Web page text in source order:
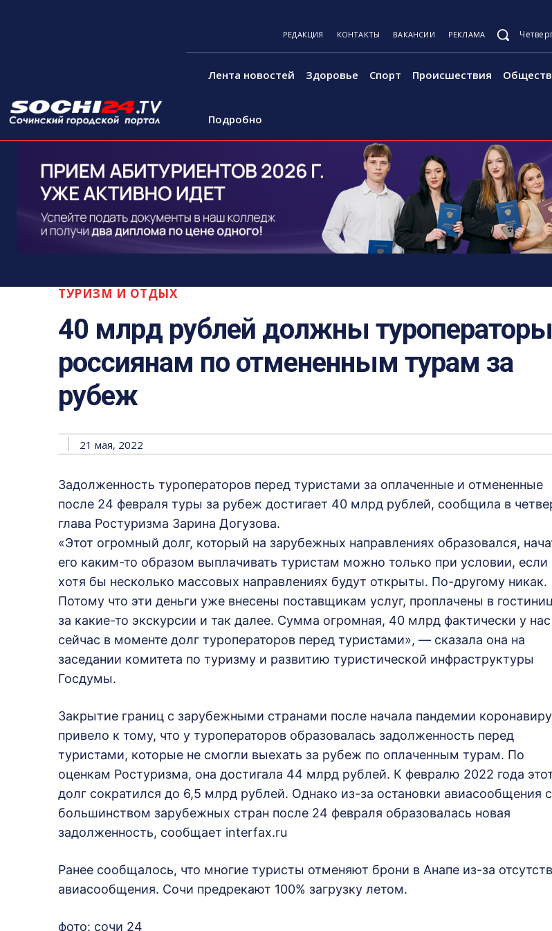
РЕДАКЦИЯ КОНТАКТЫ ВАКАНСИИ РЕКЛАМА
Лента новостей Здоровье Спорт Происшествия
Подробно
ТУРИЗМ И ОТДЫХ
40 млрд рублей должны туроператоры
россиянам по отмененным турам за
рубеж
21 мая, 2022
Задолженность туроператоров перед туристами за оплаченные и отмененные
после 24 февраля туры за рубеж достигает 40 млрд рублей, сообщила в
глава Ростуризма Зарина Догузова.
«Этот огромный долг, который на зарубежных направлениях образовался,
его каким-то образом выплачивать туристам можно только при условии, если
хотя бы несколько массовых направлениях будут открыты. По-другому никак.
Потому что эти деньги уже внесены поставщикам услуг, проплачены в
за какие-то экскурсии и так далее. Сумма огромная, 40 млрд фактически у нас
сейчас в моменте долг туроператоров перед туристами», — сказала она на
заседании комитета по туризму и развитию туристической инфраструктуры
Госдумы.
Закрытие границ с зарубежными странами после начала пандемии
привело к тому, что у туроператоров образовалась задолженность перед
туристами, которые не смогли выехать за рубеж по оплаченным турам. По
оценкам Ростуризма, она достигала 44 млрд рублей. К февралю 2022 года
долг сократился до 6,5 млрд рублей. Однако из-за остановки авиасообщения с
большинством зарубежных стран после 24 февраля образовалась новая
задолженность, сообщает interfax.ru
Ранее сообщалось, что многие туристы отменяют брони в Анапе из-за
авиасообщения. Сочи предрекают 100% загрузку летом.
фото: сочи 24